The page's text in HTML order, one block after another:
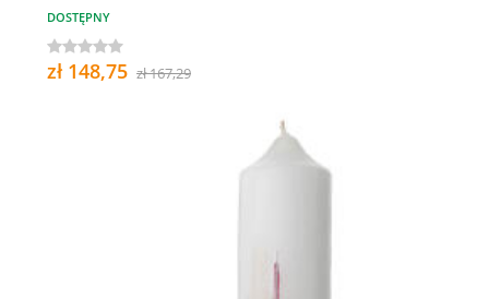
DOSTĘPNY
zł 148,75 zł 167,29